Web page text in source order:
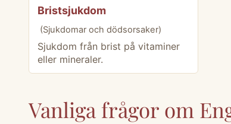
Bristsjukdom
(Sjukdomar och dödsorsaker)
Sjukdom från brist på vitaminer
eller mineraler.
Vanliga frågor om